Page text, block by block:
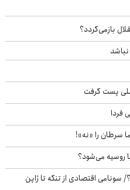
بازمی‌گردد؟
پست گرفت
فردا
سرطان را «نه»!
روسیه می‌شود؟
اقتصادی از تنگه تا ژاپن